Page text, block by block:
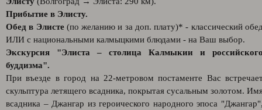
Прибытие в Элисту.
Обед в Элисте (по желанию и за доп. плату)* - классический
ИЛИ с национальными калмыцкими блюдами - на Ваш выбор.
Экскурсия "Элиста – столица Калмыкии и
буддизма".
При въезде в город на 22-метровом постаменте Вас
скульптура летящего всадника, покрытая сусальным золотом.
всадника – Джангар из героического народного эпоса